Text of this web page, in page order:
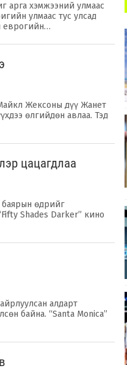
арга хэмжээний улмаас
улмаас тус улсад
еврогийн…
Жексоны дүү Жанет
өлгийдөн авлаа. Тэд
цацагдлаа
баярын өдрийг
Shades Darker” кино
алдарт
байна. “Santa Monica”